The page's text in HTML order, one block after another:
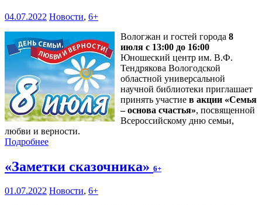
04.07.2022 Новости, 6+
Вологжан и гостей города 8
июля с 13:00 до 16:00
Юношеский центр им. В.Ф.
Тендрякова Вологодской
областной универсальной
научной библиотеки приглашает
принять участие в акции «Семья
– основа счастья», посвященной
Всероссийскому дню семьи,
любви и верности.
Подробнее
«Заметки сказочника» 6+
01.07.2022 Новости, 6+